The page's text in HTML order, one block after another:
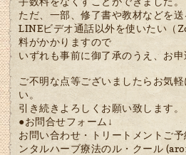
ただ、一部、修了書や教材などを送
LINEビデオ通話以外を使いたい（
料がかかりますので
いずれも事前に御了承のうえ、お申
ご不明な点等ございましたらお気
い。
引き続きよろしくお願い致します。
●お問合せフォーム↓
お問い合わせ・トリートメントご
ンタルハーブ療法のル・クール